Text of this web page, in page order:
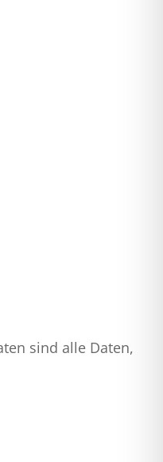
sind alle Daten,